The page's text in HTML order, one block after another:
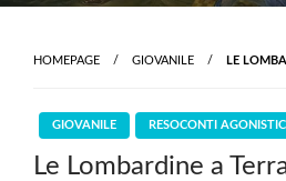
HOMEPAGE GIOVANILE LE
GIOVANILE RESOCONTI
Le Lombardine a